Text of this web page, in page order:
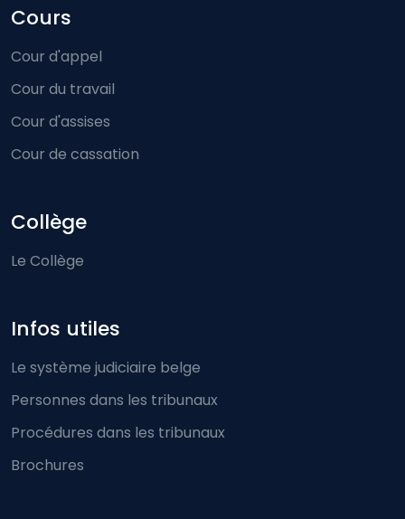
Cours
Cour d'appel
Cour du travail
Cour d'assises
Cour de cassation
Collège
Le Collège
Infos utiles
Le système judiciaire belge
Personnes dans les tribunaux
Procédures dans les tribunaux
Brochures